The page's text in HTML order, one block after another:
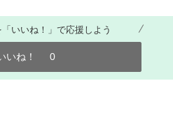
いいね！」で応援しよう
いね！ 0